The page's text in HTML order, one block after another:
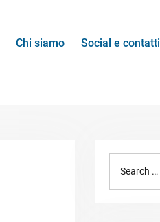
Chi siamo Social e contatti